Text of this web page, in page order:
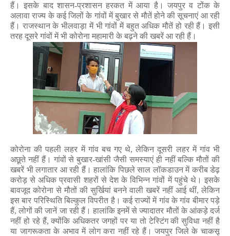
हैं। इसके बाद शासन-प्रशासन हरकत में आया है। जयपुर व टोंक के
अलावा राज्य के कई जिलों के गांवों में बुखार से मौतें होने की सूचनाएं आ रही
हैं। राजस्थान के भीलवाड़ा में भी गांवों में बहुत अधिक मौतें हो रही हैं। इसी
तरह दूसरे गांवों में भी कोरोना महामारी के बढ़ने की खबरें आ रही हैं।
कोरोना की पहली लहर में गांव बच गए थे,लेकिन दूसरी लहर में गांव भी
अछूते नहीं हैं। गांवों से बुखार-खांसी जैसी समस्याएं ही नहीं बल्कि मौतों की
खबरें भी लगातार आ रही हैं। हालांकि पिछले साल लॉकडाउन में करीब डेढ़
करोड़ से अधिक प्रवासी शहरों से देश के विभिन्न गांवों में पहुंचे थे। इसके
बावजूद कोरोना से मौतों की सुर्खियां बनने वाली खबरें नहीं आई थीं, लेकिन
इस बार परिस्थिति बिल्कुल विपरीत है। कई राज्यों में गांव के गांव बीमार पड़े
हैं,लोगों की जानें जा रही हैं। हालांकि इनमें से ज्यादातर मौतों के आंकड़े दर्ज
नहीं हो रहे हैं,क्योंकि अधिकतर जगहों पर या तो टेस्टिंग की सुविधा नहीं है
या जागरूकता के अभाव में लोग करा नहीं रहे हैं। जयपुर जिले के चाकसू